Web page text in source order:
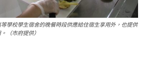
學校學生宿舍的晚餐時段供應給住宿生享用外，也提供
（市府提供）